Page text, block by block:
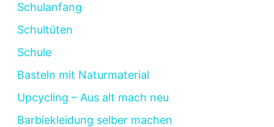
Schulanfang
Schultüten
Schule
Basteln mit Naturmaterial
Upcycling – Aus alt mach neu
Barbiekleidung selber machen